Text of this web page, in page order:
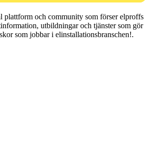
plattform och community som förser elproffs
utbildningar och tjänster som gör
som jobbar i elinstallationsbranschen!.